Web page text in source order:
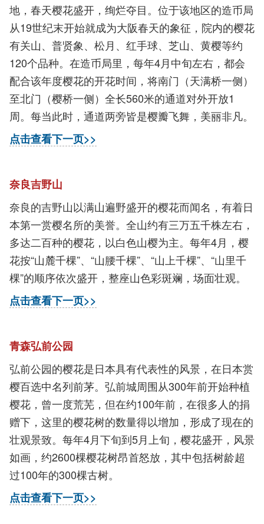
地，春天樱花盛开，绚烂夺目。位于该地区的造币局
从19世纪末开始就成为大阪春天的象征，院内的樱花
有关山、普贤象、松月、红手球、芝山、黄樱等约
120个品种。在造币局里，每年4月中旬左右，都会
配合该年度樱花的开花时间，将南门（天满桥一侧）
至北门（樱桥一侧）全长560米的通道对外开放1
周。每当此时，通道两旁皆是樱瓣飞舞，美丽非凡。
点击查看下一页>>
奈良吉野山
奈良的吉野山以满山遍野盛开的樱花而闻名，有着日
本第一赏樱名所的美誉。全山约有三万五千株左右，
多达二百种的樱花，以白色山樱为主。每年4月，樱
花按“山麓千棵”、“山腰千棵”、“山上千棵”、“山里千
棵”的顺序依次盛开，整座山色彩斑斓，场面壮观。
点击查看下一页>>
青森弘前公园
弘前公园的樱花是日本具有代表性的风景，在日本赏
樱百选中名列前茅。弘前城周围从300年前开始种植
樱花，曾一度荒芜，但在约100年前，在很多人的捐
赠下，这里的樱花树的数量得以增加，形成了现在的
壮观景致。每年4月下旬到5月上旬，樱花盛开，风景
如画，约2600棵樱花树昂首怒放，其中包括树龄超
过100年的300棵古树。
点击查看下一页>>